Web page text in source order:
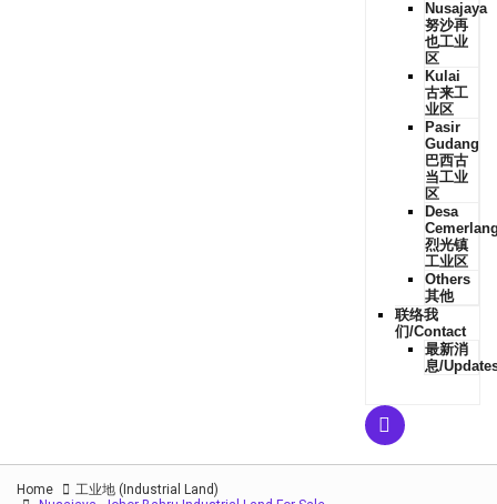
Nusajaya
努沙再
也工业
区
Kulai
古来工
业区
Pasir
Gudang
巴西古
当工业
区
Desa
烈光镇
工业区
Others
其他
联络我
们/Contact
最新消
息/
Home
工业地 (Industrial Land)